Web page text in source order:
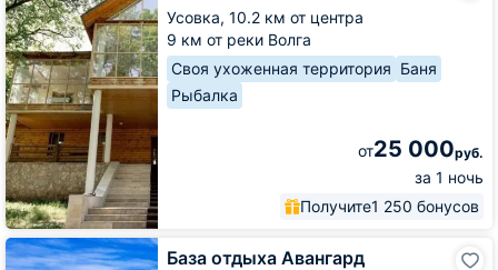
Усовка, 10.2 км от центра
9 км от реки Волга
Своя ухоженная территория Баня
Рыбалка
от25 000руб.
за 1 ночь
Получите1 250 бонусов
Заячьи
ушки
База отдыха Авангард
База
отдыха